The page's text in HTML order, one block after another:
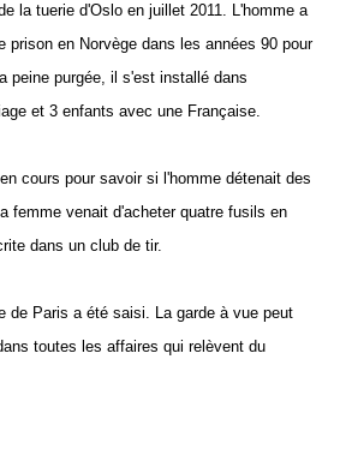
la tuerie d'Oslo en juillet 2011. L'homme a
prison en Norvège dans les années 90 pour
peine purgée, il s'est installé dans
et 3 enfants avec une Française.
cours pour savoir si l'homme détenait des
femme venait d'acheter quatre fusils en
dans un club de tir.
de Paris a été saisi. La garde à vue peut
toutes les affaires qui relèvent du